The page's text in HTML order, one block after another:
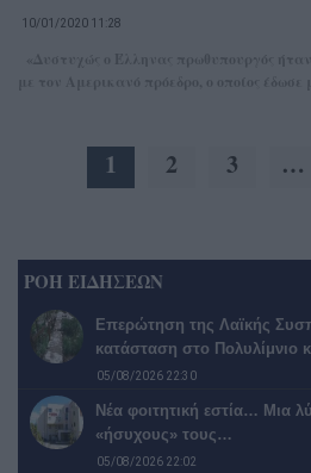
10/01/2020 11:28
1 2 3 …
ΡΟΗ ΕΙΔΗΣΕΩΝ
Επερώτηση της Λαϊκής
κατάσταση στο Πολυλίμνιο
05/08/2026 22:30
Νέα φοιτητική εστία… Μια
«ήσυχους» τους…
05/08/2026 22:02